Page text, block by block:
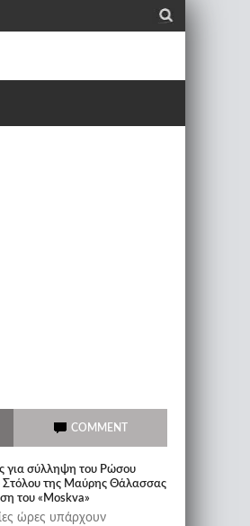
_
COMMENT
για σύλληψη του Ρώσου
Στόλου της Mαύρης Θάλασσας
του «Moskva»
ώρες υπάρχουν